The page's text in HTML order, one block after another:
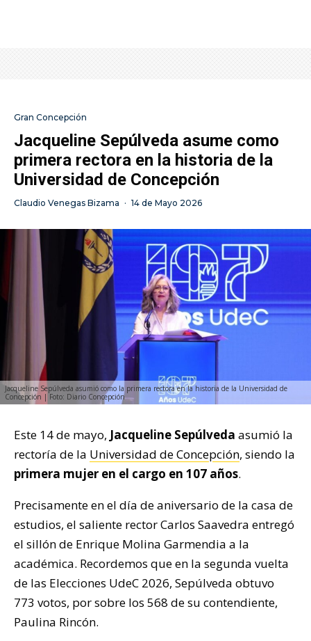
Gran Concepción
Jacqueline Sepúlveda asume como
primera rectora en la historia de la
Universidad de Concepción
Claudio Venegas Bizama · 14 de Mayo 2026
Jacqueline Sepúlveda asumió como la primera rectora en la historia de la Universidad de
Concepción | Foto: Diario Concepción
Este 14 de mayo, Jacqueline Sepúlveda asumió la
rectoría de la Universidad de Concepción, siendo la
primera mujer en el cargo en 107 años.
Precisamente en el día de aniversario de la casa de
estudios, el saliente rector Carlos Saavedra entregó
el sillón de Enrique Molina Garmendia a la
académica. Recordemos que en la segunda vuelta
de las Elecciones UdeC 2026, Sepúlveda obtuvo
773 votos, por sobre los 568 de su contendiente,
Paulina Rincón.